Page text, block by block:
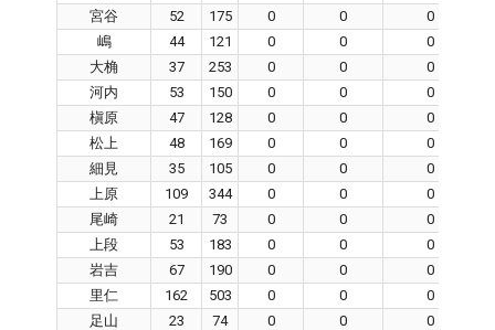
宮谷
52 175 0 0
0
嶋
44 121 0 0
0
大桷
37 253 0 0
0
河内
53 150 0 0
0
槇原
47 128 0 0
0
松上
48 169 0 0
0
細見
35 105 0 0
0
上原
109 344 0 0
0
尾崎
21 73 0 0
0
上段
53 183 0 0
0
岩吉
67 190 0 0
0
里仁
162 503 0 0
0
足山
23 74 0 0
0